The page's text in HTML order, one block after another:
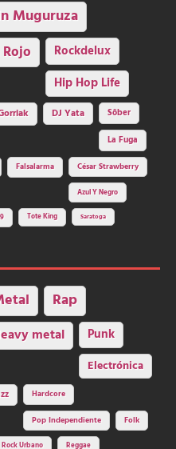
Muguruza
Rockdelux
Hip Hop Life
DJ Yata
Sôber
La Fuga
Falsalarma César Strawberry
Azul Y Negro
Tote King Saratoga
Rap
metal Punk
Electrónica
Hardcore
Pop Independiente Folk
Rock Urbano Reggae